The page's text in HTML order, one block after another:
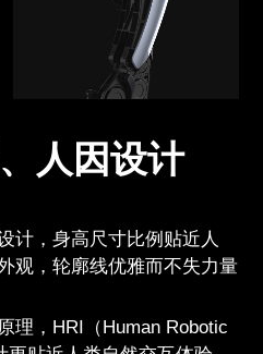
人因设计
计，身高尺寸比例贴近人
观，轮廓线优雅而不失力量
理，HRI（Human Robotic